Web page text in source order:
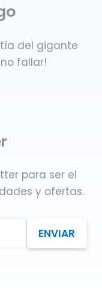
del gigante
fallar!
para ser el
y ofertas.
ENVIAR